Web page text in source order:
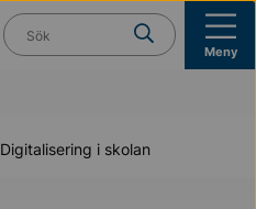
Vad söker du?
Meny
Digitalisering i skolan